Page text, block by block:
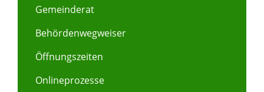
Gemeinderat
Behördenwegweiser
Öffnungszeiten
Onlineprozesse